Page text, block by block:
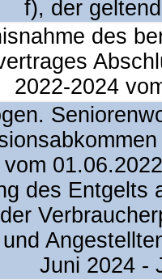
f), der
des
2022-2024
vom
des Entgelts
Juni 2024 -